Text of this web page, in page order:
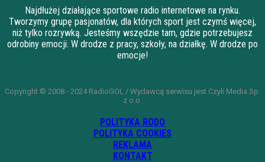
Najdłużej działające sportowe radio internetowe na rynku.
Tworzymy grupę pasjonatów, dla których sport jest czymś więcej,
niż tylko rozrywką. Jesteśmy wszędzie tam, gdzie potrzebujesz
odrobiny emocji. W drodze z pracy, szkoły, na działkę. W drodze po
emocje!
Copyright © 2008 - 2024 RadioGOL / Wydawcą serwisu jest Czyli Media Sp.
z o.o.
POLITYKA RODO
POLITYKA COOKIES
REKLAMA
KONTAKT